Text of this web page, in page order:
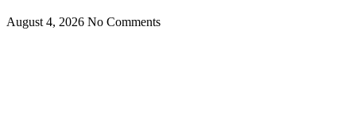
August 4, 2026 No Comments